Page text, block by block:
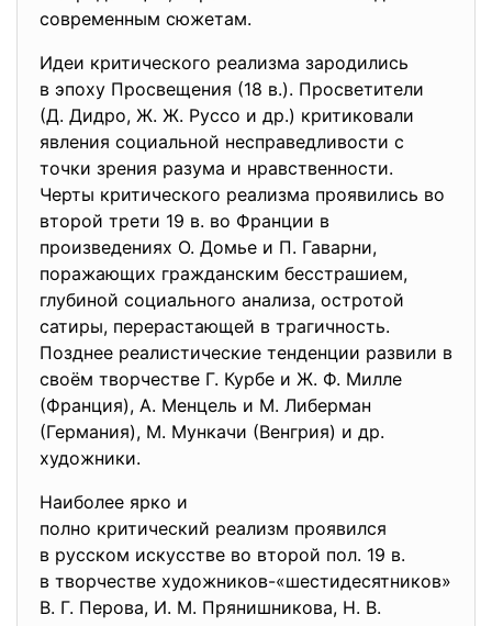
современным сюжетам.
Идеи критического реализма зародились
в эпоху Просвещения (18 в.). Просветители
(Д. Дидро, Ж. Ж. Руссо и др.) критиковали
явления социальной несправедливости с
точки зрения разума и нравственности.
Черты критического реализма проявились во
второй трети 19 в. во Франции в
произведениях О. Домье и П. Гаварни,
поражающих гражданским бесстрашием,
глубиной социального анализа, остротой
сатиры, перерастающей в трагичность.
Позднее реалистические тенденции развили в
своём творчестве Г. Курбе и Ж. Ф. Милле
(Франция), А. Менцель и М. Либерман
(Германия), М. Мункачи (Венгрия) и др.
художники.
Наиболее ярко и
полно критический реализм проявился
в русском искусстве во второй пол. 19 в.
в творчестве художников-«шестидесятников»
В. Г. Перова, И. М. Прянишникова, Н. В.